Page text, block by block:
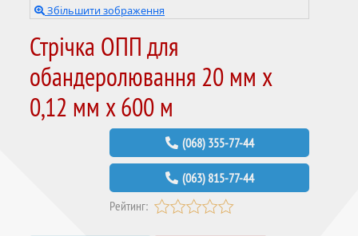
Збільшити зображення
Стрічка ОПП для
обандеролювання 20 мм х
0,12 мм х 600 м
(068) 355-77-44
(063) 815-77-44
Рейтинг: